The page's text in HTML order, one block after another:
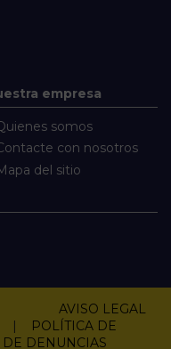
empresa
somos
con nosotros
del sitio
S.L. AVISO LEGAL
|
POLÍTICA DE
DE DENUNCIAS